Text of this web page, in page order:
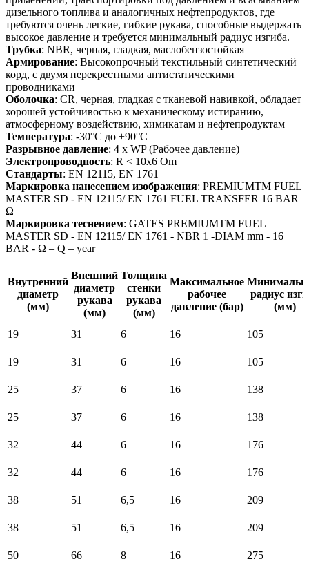
дизельного топлива и аналогичных нефтепродуктов, где
требуются очень легкие, гибкие рукава, способные выдержать
высокое давление и требуется минимальный радиус изгиба.
Трубка: NBR, черная, гладкая, маслобензостойкая
Армирование: Высокопрочный текстильный синтетический
корд, с двумя перекрестными антистатическими
проводниками
Оболочка: CR, черная, гладкая с тканевой навивкой, обладает
хорошей устойчивостью к механическому истиранию,
атмосферному воздействию, химикатам и нефтепродуктам
Температура: -30°С до +90°С
Разрывное давление: 4 x WP (Рабочее давление)
Электропроводность: R < 10x6 Om
Стандарты: EN 12115, EN 1761
Маркировка нанесением изображения: PREMIUMTM FUEL
MASTER SD - EN 12115/ EN 1761 FUEL TRANSFER 16 BAR
Ω
Маркировка теснением: GATES PREMIUMTM FUEL
MASTER SD - EN 12115/ EN 1761 - NBR 1 -DIAM mm - 16
BAR - Ω – Q – year
Внутренний
диаметр
(мм)
Внешний
диаметр
рукава
(мм)
Толщина
стенки
рукава
(мм)
Максимальное
рабочее
давление (бар)
радиус
(мм)
19 31 6 16 105
19 31 6 16 105
25 37 6 16 138
25 37 6 16 138
32 44 6 16 176
32 44 6 16 176
38 51 6,5 16 209
38 51 6,5 16 209
50 66 8 16 275